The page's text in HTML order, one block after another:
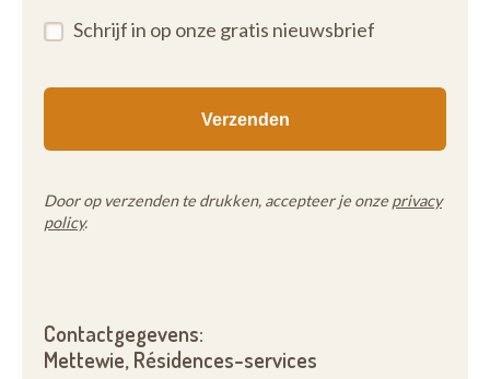
Schrijf in op onze gratis nieuwsbrief
Door op verzenden te drukken, accepteer je onze privacy
policy.
Contactgegevens:
Mettewie, Résidences-services